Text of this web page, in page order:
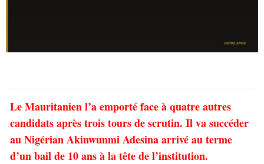
Le Mauritanien l’a emporté face à quatre autres
candidats après trois tours de scrutin. Il va succéder
au Nigérian Akinwunmi Adesina arrivé au terme
d’un bail de 10 ans à la tête de l’institution.